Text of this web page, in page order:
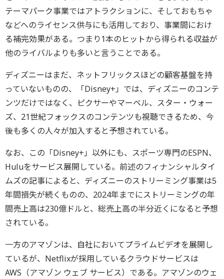
テーマパーク事業ではアトラクションに、そしておもちゃ
などへのライセンス供与にも活用しており、事業間におけ
る補完効果がある。つまり1本のヒットから得られる収益が
他のライバルよりも多いと言うことである。
ディズニーはまだ、ネットフリックスほどの顧客基盤を持
っていないものの、「Disney+」では、ディズニーのコンテ
ンツだけではなく、ピクサーやマーベル、スター・ウォー
ズ、21世紀フォックスのコンテンツも視聴できるため、今
後も多くの人々が加入すると予想されている。
なお、この「Disney+」以外にも、スポーツ専門のESPN、
Huluをサービス展開している。前述のフィナンシャルタイ
ムズの記事によると、ディズニーのストリーミング事業は5
年間損失が続くものの、2024年までにストリーミングの年
間売上高は230億ドルと、総売上高の半分近くになると予想
されている。
一方のアマゾンは、自社においてプライムビデオを展開し
ているが、Netflixが採用しているクラウドサービスは
AWS（アマゾン ウェブ サービス）である。アマゾンのウェ